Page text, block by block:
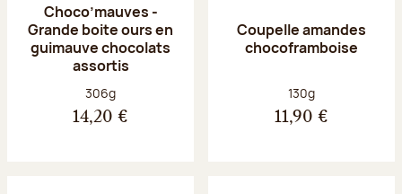
Choco’mauves -
Grande boite ours en
guimauve chocolats
assortis
Poids net :
306g
14,20 €
Coupelle amandes
chocoframboise
Poids net :
130g
11,90 €